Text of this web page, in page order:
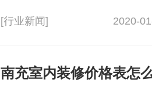
[行业新闻] 2020-
南充室内装修价格表怎